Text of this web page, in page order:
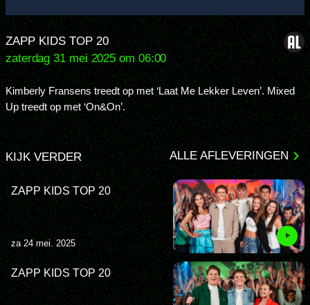
ZAPP KIDS TOP 20
zaterdag 31 mei 2025 om 06:00
Kimberly Fransens treedt op met ‘Laat Me Lekker Leven’. Mixed
Up treedt op met ‘On&On’.
ALLE AFLEVERINGEN
KIJK VERDER
ZAPP KIDS TOP 20
za 24 mei. 2025
ZAPP KIDS TOP 20